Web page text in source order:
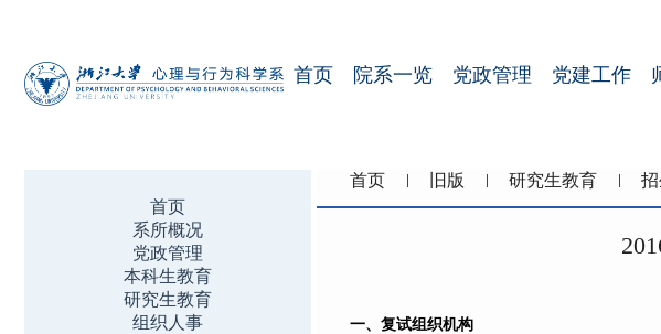
首页 院系一览 党政管理 党建工作
首页
系所概况
党政管理
本科生教育
研究生教育
组织人事
首页 旧版 研究生教育
一、复试组织机构